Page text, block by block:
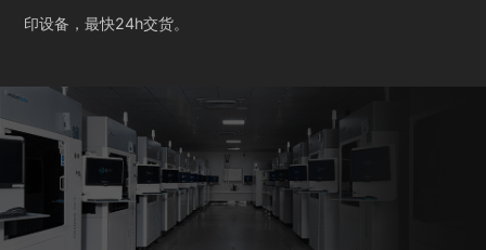
印设备，最快24h交货。